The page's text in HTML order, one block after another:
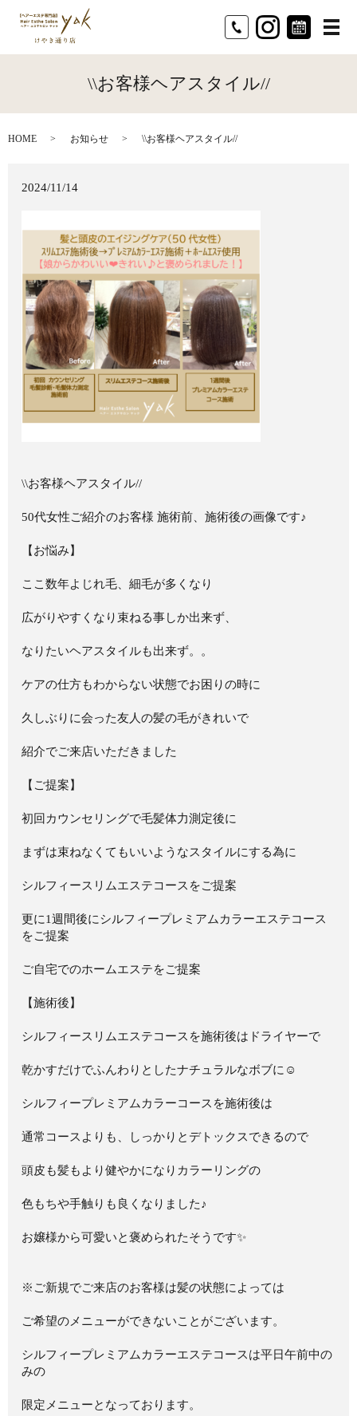
メ
\\お客様ヘアスタイル//
HOME お知らせ \\お客様ヘアスタイル//
2024/11/14
\\お客様ヘアスタイル//
50代女性ご紹介のお客様 施術前、施術後の画像です♪
【お悩み】
ここ数年よじれ毛、細毛が多くなり
広がりやすくなり束ねる事しか出来ず、
なりたいヘアスタイルも出来ず。。
ケアの仕方もわからない状態でお困りの時に
久しぶりに会った友人の髪の毛がきれいで
紹介でご来店いただきました
【ご提案】
初回カウンセリングで毛髪体力測定後に
まずは束ねなくてもいいようなスタイルにする為に
シルフィースリムエステコースをご提案
更に1週間後にシルフィープレミアムカラーエステコース
をご提案
ご自宅でのホームエステをご提案
【施術後】
シルフィースリムエステコースを施術後はドライヤーで
乾かすだけでふんわりとしたナチュラルなボブに☺︎
シルフィープレミアムカラーコースを施術後は
通常コースよりも、しっかりとデトックスできるので
頭皮も髪もより健やかになりカラーリングの
色もちや手触りも良くなりました♪
お嬢様から可愛いと褒められたそうです✨
※ご新規でご来店のお客様は髪の状態によっては
ご希望のメニューができないことがございます。
シルフィープレミアムカラーエステコースは平日午前中の
みの
限定メニューとなっております。